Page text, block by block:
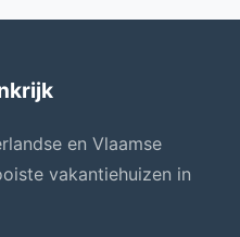
en Vlaamse
vakantiehuizen in